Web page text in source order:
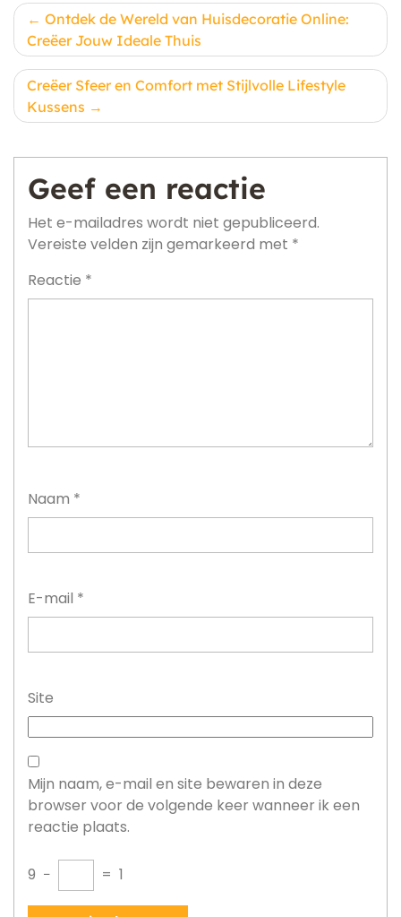
Berichtnavigatie
Ontdek de Wereld van Huisdecoratie Online:
Creëer Jouw Ideale Thuis
Creëer Sfeer en Comfort met Stijlvolle Lifestyle
Kussens
Geef een reactie
Het e-mailadres wordt niet gepubliceerd.
Vereiste velden zijn gemarkeerd met *
Reactie *
Naam *
E-mail *
Site
Mijn naam, e-mail en site bewaren in deze
browser voor de volgende keer wanneer ik een
reactie plaats.
9 − = 1